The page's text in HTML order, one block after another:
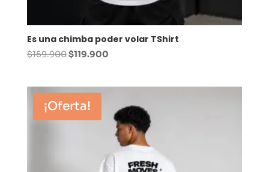
Es una chimba poder volar TShirt
$159.900El
era:
$159.900.
$119.900El
$119.900.
¡Oferta!